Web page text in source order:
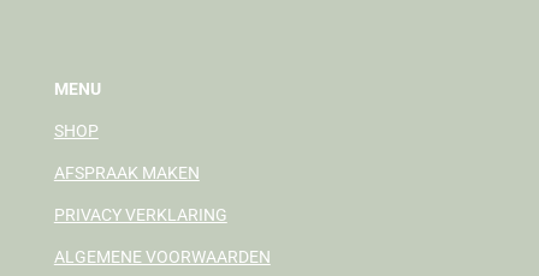
MENU
SHOP
AFSPRAAK MAKEN
PRIVACY VERKLARING
ALGEMENE VOORWAARDEN